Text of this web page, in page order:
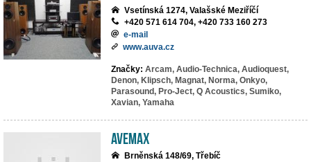
Vsetínská 1274, Valašské Meziříčí
+420 571 614 704, +420 733 160 273
e-mail
www.auva.cz
Značky: Arcam, Audio-Technica, Audioquest,
Denon, Klipsch, Magnat, Norma, Onkyo,
Parasound, Pro-Ject, Q Acoustics, Sumiko,
Xavian, Yamaha
AVEMAX
Brněnská 148/69, Třebíč